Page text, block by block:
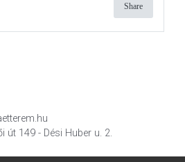
Share
út 149 - Dési Huber u. 2.